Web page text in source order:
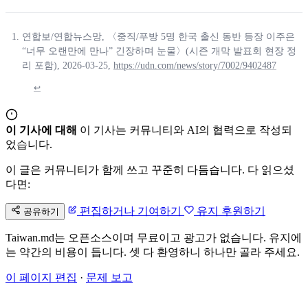
연합보/연합뉴스망, 〈중직/푸방 5명 한국 출신 동반 등장 이주은
“너무 오랜만에 만나” 긴장하며 눈물〉(시즌 개막 발표회 현장 정
리 포함), 2026-03-25, https://udn.com/news/story/7002/9402487
↩
이 기사에 대해 이 기사는 커뮤니티와 AI의 협력으로 작성되
었습니다.
이 글은 커뮤니티가 함께 쓰고 꾸준히 다듬습니다. 다 읽으셨
다면:
공유하기 편집하거나 기여하기 유지 후원하기
Taiwan.md는 오픈소스이며 무료이고 광고가 없습니다. 유지에
는 약간의 비용이 듭니다. 셋 다 환영하니 하나만 골라 주세요.
이 페이지 편집 · 문제 보고